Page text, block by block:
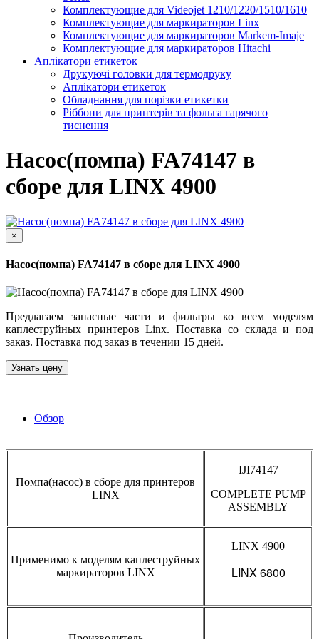
Комплектующие для Videojet 1210/1220/1510/1610
Комплектующие для маркираторов Linx
Комплектующие для маркираторов Markem-Imaje
Комплектующие для маркираторов Hitachi
Аплікатори етикеток
Друкуючі головки для термодруку
Аплікатори етикеток
Обладнання для порізки етикетки
Ріббони для принтерів та фольга гарячого
тиснення
Насос(помпа) FA74147 в
сборе для LINX 4900
×
Насос(помпа) FA74147 в сборе для LINX 4900
Предлагаем запасные части и фильтры ко всем моделям
каплеструйных принтеров Linx. Поставка со склада и под
заказ. Поставка под заказ в течении 15 дней.
Узнать цену
Обзор
Помпа(насос) в сборе для принтеров
LINX
IJI74147
COMPLETE PUMP
ASSEMBLY
Применимо к моделям каплеструйных
маркираторов LINX
LINX 4900
LINX 6800